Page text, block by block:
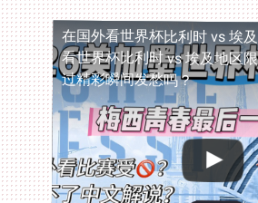
在国外看世界杯比利时 vs 埃
过精彩瞬间发愁吗？